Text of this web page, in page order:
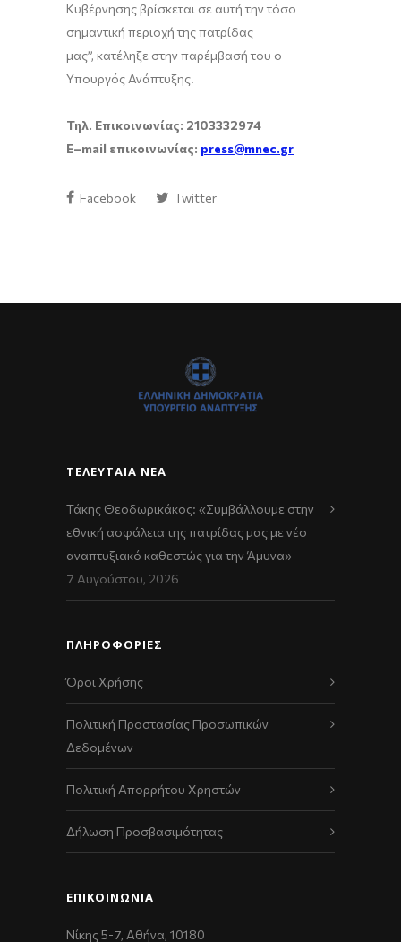
Κυβέρνησης βρίσκεται σε αυτή την τόσο
σημαντική περιοχή της πατρίδας
μας”, κατέληξε στην παρέμβασή του ο
Υπουργός Ανάπτυξης.
Τηλ. Επικοινωνίας: 2103332974
E–mail επικοινωνίας: press@mnec.gr
Facebook Twitter
ΤΕΛΕΥΤΑΊΑ ΝΈΑ
Τάκης Θεοδωρικάκος: «Συμβάλλουμε στην
εθνική ασφάλεια της πατρίδας μας με νέο
αναπτυξιακό καθεστώς για την Άμυνα»
7 Αυγούστου, 2026
ΠΛΗΡΟΦΟΡΙΕΣ
Όροι Χρήσης
Πολιτική Προστασίας Προσωπικών
Δεδομένων
Πολιτική Απορρήτου Χρηστών
Δήλωση Προσβασιμότητας
ΕΠΙΚΟΙΝΩΝΊΑ
Νίκης 5-7, Αθήνα, 10180